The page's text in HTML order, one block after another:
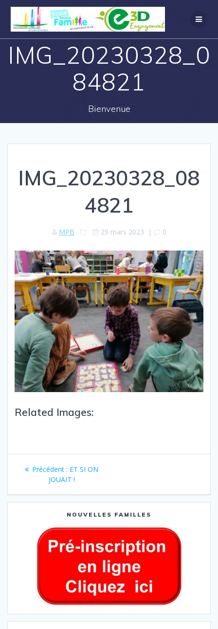
IMG_20230328_0
84821
Bienvenue
IMG_20230328_08
4821
MPB 29 mars 2023 | 0
Related Images:
Précédent : ET SI ON
JOUAIT !
NOUVELLES FAMILLES